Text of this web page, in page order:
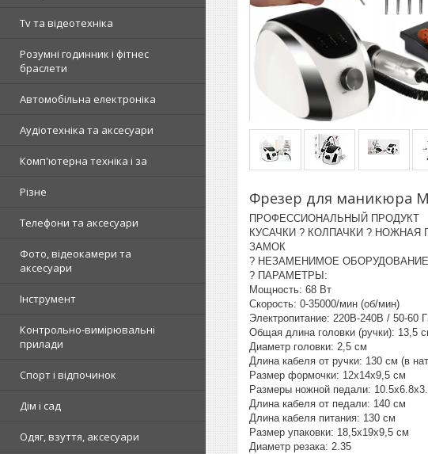
Tv та відеотехніка
Розумні годинник і фітнес
браслети
Автомобільна електроніка
Аудіотехніка та аксесуари
Комп'ютерна техніка і за
Різне
Телефони та аксесуари
Фото, відеокамери та
аксесуари
Інструмент
Контрольно-вимірювальні
прилади
Спорт і відпочинок
Дім і сад
Одяг, взуття, аксесуари
Фрезер для маникюра
ПРОФЕССИОНАЛЬНЫЙ ПРОДУКТ
КУСАЧКИ ? КОЛПАЧКИ ?
ЗАМОК
? НЕЗАМЕНИМОЕ
? ПАРАМЕТРЫ:
Мощность: 68 Вт
Скорость: 0-35000/мин (об/мин)
Электропитание: 220В-240В / 50-60
Общая длина головки (ручки): 13,5
Диаметр головки: 2,5 см
Длина кабеля от ручки: 130 см (в
Размер формочки: 12x14x9,5 см
Размеры ножной педали:
Длина кабеля от педали: 140 см
Длина кабеля питания: 130 см
Размер упаковки: 18,5x19x9,5 см
Диаметр резака: 2.35